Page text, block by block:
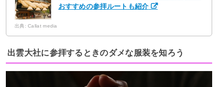
おすすめの参拝ルートも紹介
出典: Callat media
出雲大社に参拝するときのダメな服装を知ろう